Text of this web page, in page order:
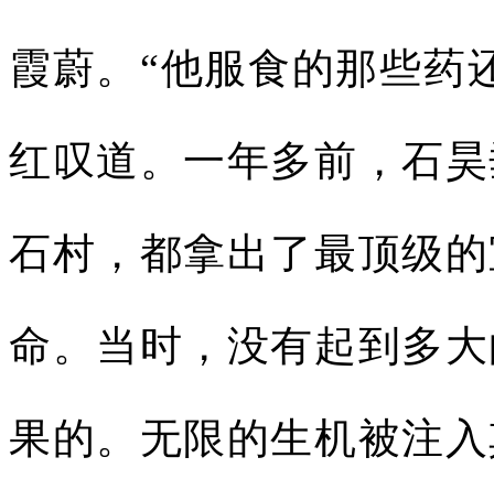
霞蔚。“他服食的那些药
红叹道。一年多前，石
石村，都拿出了最顶级
命。当时，没有起到多
果的。无限的生机被注